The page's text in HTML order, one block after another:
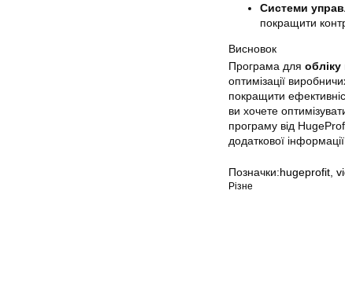
Системи
покращити
Висновок
Програма для
оптимізації
покращити
ви хочете
програму від
додаткової інформації
Позначки:hugeprofit
Різне